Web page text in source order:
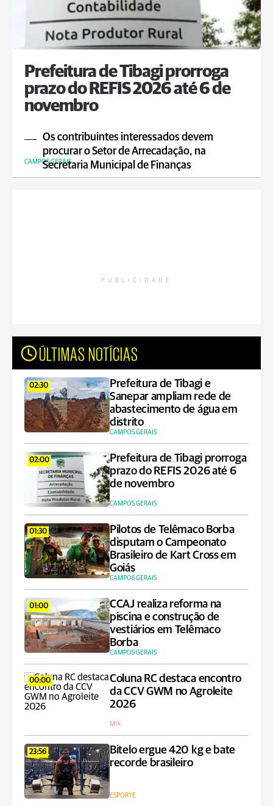
Prefeitura de Tibagi prorroga
prazo do REFIS 2026 até 6 de
novembro
Os contribuintes interessados devem
procurar o Setor de Arrecadação, na
Secretaria Municipal de Finanças
CAMPOS GERAIS
PUBLICIDADE
ÚLTIMAS NOTÍCIAS
02:30
Prefeitura de Tibagi e
Sanepar ampliam rede de
abastecimento de água em
distrito
CAMPOS GERAIS
02:00
Prefeitura de Tibagi prorroga
prazo do REFIS 2026 até 6
de novembro
CAMPOS GERAIS
01:30
Pilotos de Telêmaco Borba
disputam o Campeonato
Brasileiro de Kart Cross em
Goiás
CAMPOS GERAIS
01:00
CCAJ realiza reforma na
piscina e construção de
vestiários em Telêmaco
Borba
CAMPOS GERAIS
00:00
Coluna RC destaca encontro
da CCV GWM no Agroleite
2026
MIX
23:56
Bitelo ergue 420 kg e bate
recorde brasileiro
ESPORTE